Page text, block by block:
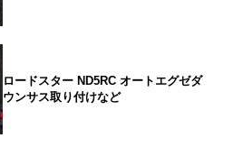
ロードスター ND5RC オートエグゼダ
ウンサス取り付けなど